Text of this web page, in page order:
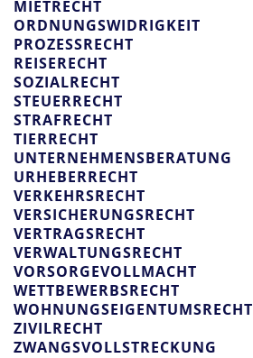
MIETRECHT
ORDNUNGSWIDRIGKEIT
PROZESSRECHT
REISERECHT
SOZIALRECHT
STEUERRECHT
STRAFRECHT
TIERRECHT
UNTERNEHMENSBERATUNG
URHEBERRECHT
VERKEHRSRECHT
VERSICHERUNGSRECHT
VERTRAGSRECHT
VERWALTUNGSRECHT
VORSORGEVOLLMACHT
WETTBEWERBSRECHT
WOHNUNGSEIGENTUMSRECHT
ZIVILRECHT
ZWANGSVOLLSTRECKUNG